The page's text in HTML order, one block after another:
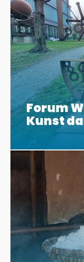
Forum
Kunst